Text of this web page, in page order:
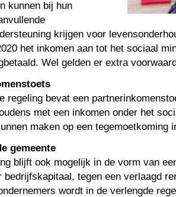
kunnen bij hun
krijgen voor
het inkomen aan tot het sociaal
Wel gelden er extra
regeling bevat een
met een inkomen onder het
maken op een tegemoetkoming
gemeente
blijft ook mogelijk in de vorm van
bedrijfskapitaal, tegen een verlaagd
wordt in de verlengde